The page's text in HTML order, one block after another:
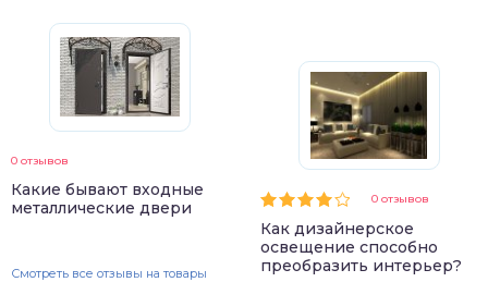
0 отзывов
Какие бывают входные
металлические двери
Смотреть все отзывы на товары
0 отзывов
Как дизайнерское
освещение способно
преобразить интерьер?